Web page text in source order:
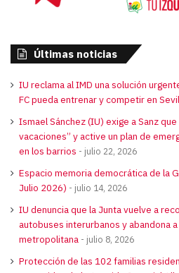
Últimas noticias
IU reclama al IMD una solución
FC pueda entrenar y competir en
Ismael Sánchez (IU) exige a Sanz
vacaciones” y active un plan de
en los barrios
julio 22, 2026
Espacio memoria democrática de la
Julio 2026)
julio 14, 2026
IU denuncia que la Junta vuelve a
autobuses interurbanos y abandona
metropolitana
julio 8, 2026
Protección de las 102 familias